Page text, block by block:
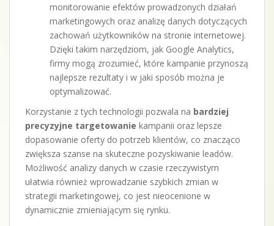
monitorowanie efektów prowadzonych działań
marketingowych oraz analizę danych dotyczących
zachowań użytkowników na stronie internetowej.
Dzięki takim narzędziom, jak Google Analytics,
firmy mogą zrozumieć, które kampanie przynoszą
najlepsze rezultaty i w jaki sposób można je
optymalizować.
Korzystanie z tych technologii pozwala na bardziej
precyzyjne targetowanie kampanii oraz lepsze
dopasowanie oferty do potrzeb klientów, co znacząco
zwiększa szanse na skuteczne pozyskiwanie leadów.
Możliwość analizy danych w czasie rzeczywistym
ułatwia również wprowadzanie szybkich zmian w
strategii marketingowej, co jest nieocenione w
dynamicznie zmieniającym się rynku.